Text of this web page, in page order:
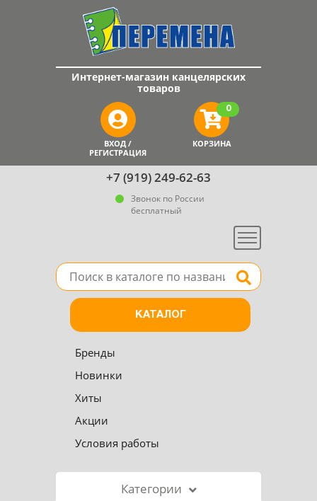
+7 (919) 249-62-63
Звонок по России
бесплатный
Меню
Интернет-магазин канцелярских
товаров
ВХОД /
РЕГИСТРАЦИЯ
КОРЗИНА
0
Поле для поиска товара в каталоге Найти
КАТАЛОГ
Бренды
Новинки
Хиты
Акции
Условия работы
Категории